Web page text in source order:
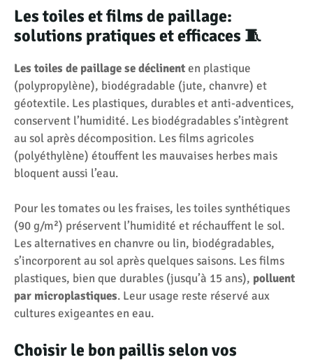
Les toiles et films de paillage:
solutions pratiques et efficaces 🧵
Les toiles de paillage se déclinenten plastique
(polypropylène), biodégradable (jute, chanvre) et
géotextile. Les plastiques, durables et anti-adventices,
conservent l’humidité. Les biodégradables s’intègrent
au sol après décomposition. Les films agricoles
(polyéthylène) étouffent les mauvaises herbes mais
bloquent aussi l’eau.
Pour les tomates ou les fraises, les toiles synthétiques
(90 g/m²) préservent l’humidité et réchauffent le sol.
Les alternatives en chanvre ou lin, biodégradables,
s’incorporent au sol après quelques saisons. Les films
plastiques, bien que durables (jusqu’à 15 ans), polluent
par microplastiques. Leur usage reste réservé aux
cultures exigeantes en eau.
Choisir le bon paillis selon vos